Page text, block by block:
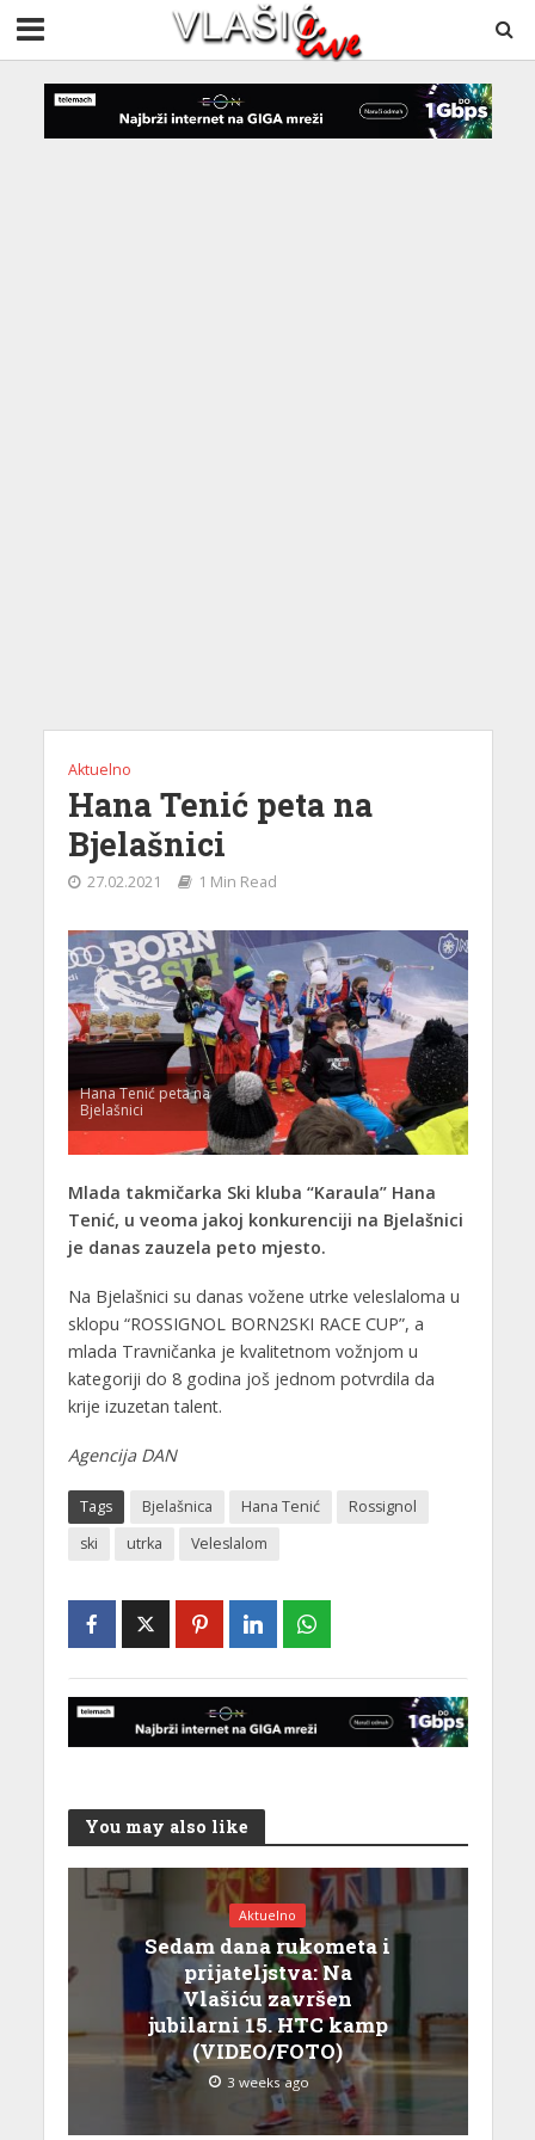
Aktuelno
Hana Tenić peta na
Bjelašnici
27.02.2021 1 Min Read
Hana Tenić peta na
Bjelašnici
Mlada takmičarka Ski kluba “Karaula” Hana
Tenić, u veoma jakoj konkurenciji na Bjelašnici
je danas zauzela peto mjesto.
Na Bjelašnici su danas vožene utrke veleslaloma u
sklopu “ROSSIGNOL BORN2SKI RACE CUP”, a
mlada Travničanka je kvalitetnom vožnjom u
kategoriji do 8 godina još jednom potvrdila da
krije izuzetan talent.
Agencija DAN
Tags Bjelašnica Hana Tenić
Rossignol
ski
utrka Veleslalom
You may also like
Aktuelno
Sedam dana rukometa i
prijateljstva: Na
Vlašiću završen
jubilarni 15. HTC kamp
(VIDEO/FOTO)
3 weeks ago